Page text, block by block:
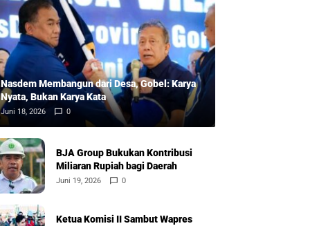
Nasdem Membangun dari Desa, Gobel: Karya
Nyata, Bukan Karya Kata
Juni 18, 2026 0
BJA Group Bukukan Kontribusi
Miliaran Rupiah bagi Daerah
Juni 19, 2026 0
Ketua Komisi II Sambut Wapres